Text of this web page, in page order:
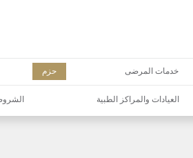
خدمات المرضى حزم
العيادات والمراكز الطبية